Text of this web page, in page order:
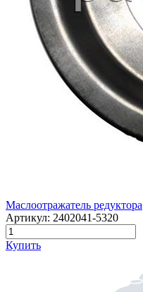
Маслоотражатель редуктора
Артикул: 2402041-5320
Купить